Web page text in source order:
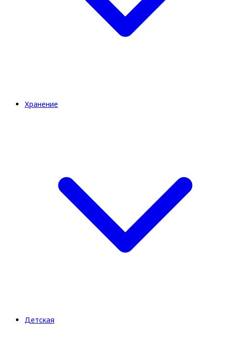
Хранение
Детская